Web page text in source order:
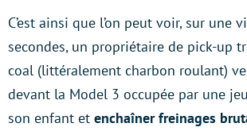
C’est ainsi que l’on peut voir, sur une
secondes, un propriétaire de pick-up
coal (littéralement charbon roulant)
devant la Model 3 occupée par une
son enfant et enchaîner freinages